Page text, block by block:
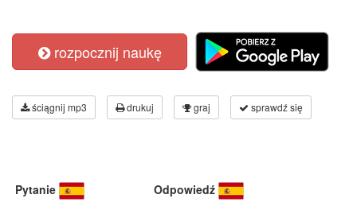
rozpocznij naukę
ściągnij mp3 drukuj graj sprawdź się
Pytanie Odpowiedź